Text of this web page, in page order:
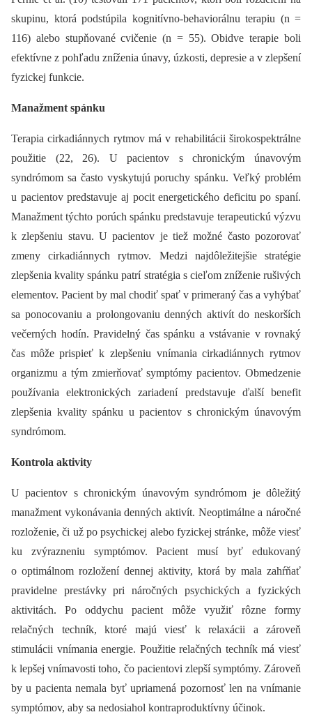
skupinu, ktorá podstúpila kognitívno-behaviorálnu terapiu (n =
116) alebo stupňované cvičenie (n = 55). Obidve terapie boli
efektívne z pohľadu zníženia únavy, úzkosti, depresie a v zlepšení
fyzickej funkcie.
Manažment spánku
Terapia cirkadiánnych rytmov má v rehabilitácii širokospektrálne
použitie (22, 26). U pacientov s chronickým únavovým
syndrómom sa často vyskytujú poruchy spánku. Veľký problém
u pacientov predstavuje aj pocit energetického deficitu po spaní.
Manažment týchto porúch spánku predstavuje terapeutickú výzvu
k zlepšeniu stavu. U pacientov je tiež možné často pozorovať
zmeny cirkadiánnych rytmov. Medzi najdôležitejšie stratégie
zlepšenia kvality spánku patrí stratégia s cieľom zníženie rušivých
elementov. Pacient by mal chodiť spať v primeraný čas a vyhýbať
sa ponocovaniu a prolongovaniu denných aktivít do neskorších
večerných hodín. Pravidelný čas spánku a vstávanie v rovnaký
čas môže prispieť k zlepšeniu vnímania cirkadiánnych rytmov
organizmu a tým zmierňovať symptómy pacientov. Obmedzenie
používania elektronických zariadení predstavuje ďalší benefit
zlepšenia kvality spánku u pacientov s chronickým únavovým
syndrómom.
Kontrola aktivity
U pacientov s chronickým únavovým syndrómom je dôležitý
manažment vykonávania denných aktivít. Neoptimálne a náročné
rozloženie, či už po psychickej alebo fyzickej stránke, môže viesť
ku zvýrazneniu symptómov. Pacient musí byť edukovaný
o optimálnom rozložení dennej aktivity, ktorá by mala zahŕňať
pravidelne prestávky pri náročných psychických a fyzických
aktivitách. Po oddychu pacient môže využiť rôzne formy
relačných techník, ktoré majú viesť k relaxácii a zároveň
stimulácii vnímania energie. Použitie relačných techník má viesť
k lepšej vnímavosti toho, čo pacientovi zlepší symptómy. Zároveň
by u pacienta nemala byť upriamená pozornosť len na vnímanie
symptómov, aby sa nedosiahol kontraproduktívny účinok.